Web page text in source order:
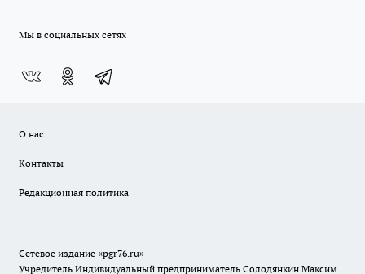
Мы в социальных сетях
О нас
Контакты
Редакционная политика
Сетевое издание «pgr76.ru»
Учредитель Индивидуальный предприниматель Солодянкин Максим